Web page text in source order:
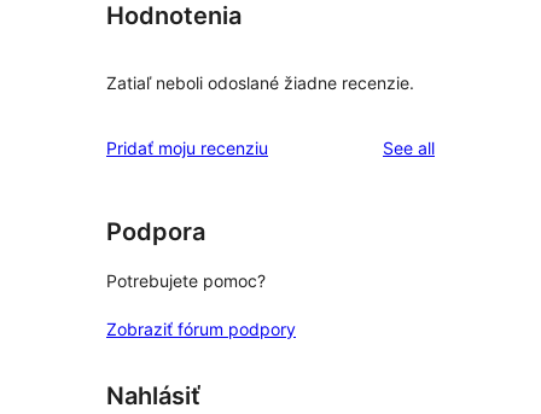
Hodnotenia
Zatiaľ neboli odoslané žiadne recenzie.
Pridať moju recenziu See allreviews
Podpora
Potrebujete pomoc?
Zobraziť fórum podpory
Nahlásiť